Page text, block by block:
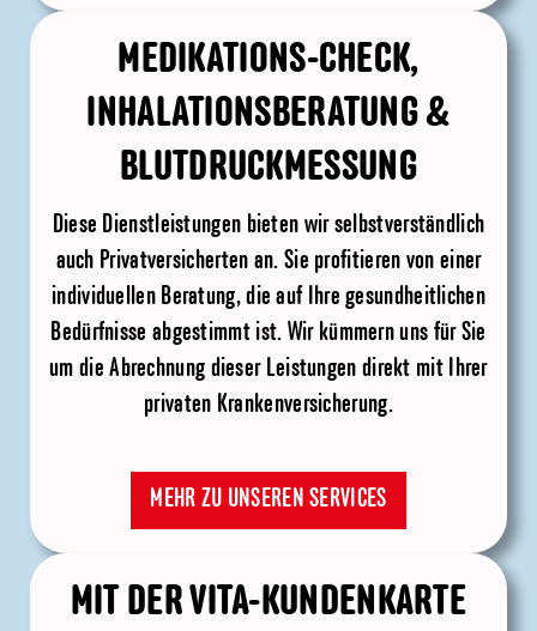
MEDIKATIONS-CHECK,
INHALATIONSBERATUNG &
BLUTDRUCKMESSUNG
Diese Dienstleistungen bieten wir selbstverständlich
auch Privatversicherten an. Sie profitieren von einer
individuellen Beratung, die auf Ihre gesundheitlichen
Bedürfnisse abgestimmt ist. Wir kümmern uns für Sie
um die Abrechnung dieser Leistungen direkt mit Ihrer
privaten Krankenversicherung.
MEHR ZU UNSEREN SERVICES
MIT DER VITA-KUNDENKARTE